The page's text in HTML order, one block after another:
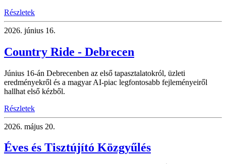
Részletek
2026. június 16.
Country Ride - Debrecen
Június 16-án Debrecenben az első tapasztalatokról, üzleti
eredményekről és a magyar AI-piac legfontosabb fejleményeiről
hallhat első kézből.
Részletek
2026. május 20.
Éves és Tisztújító Közgyűlés